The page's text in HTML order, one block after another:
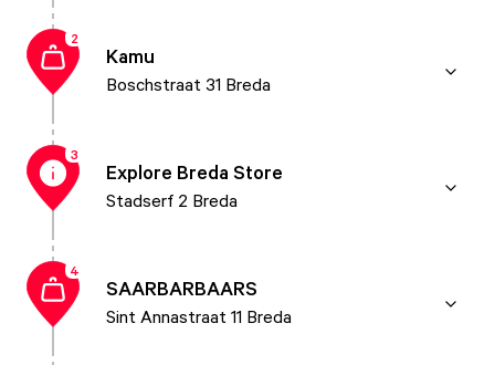
2
Kamu
Boschstraat 31 Breda
3
Explore Breda Store
Stadserf 2 Breda
4
SAARBARBAARS
Sint Annastraat 11 Breda